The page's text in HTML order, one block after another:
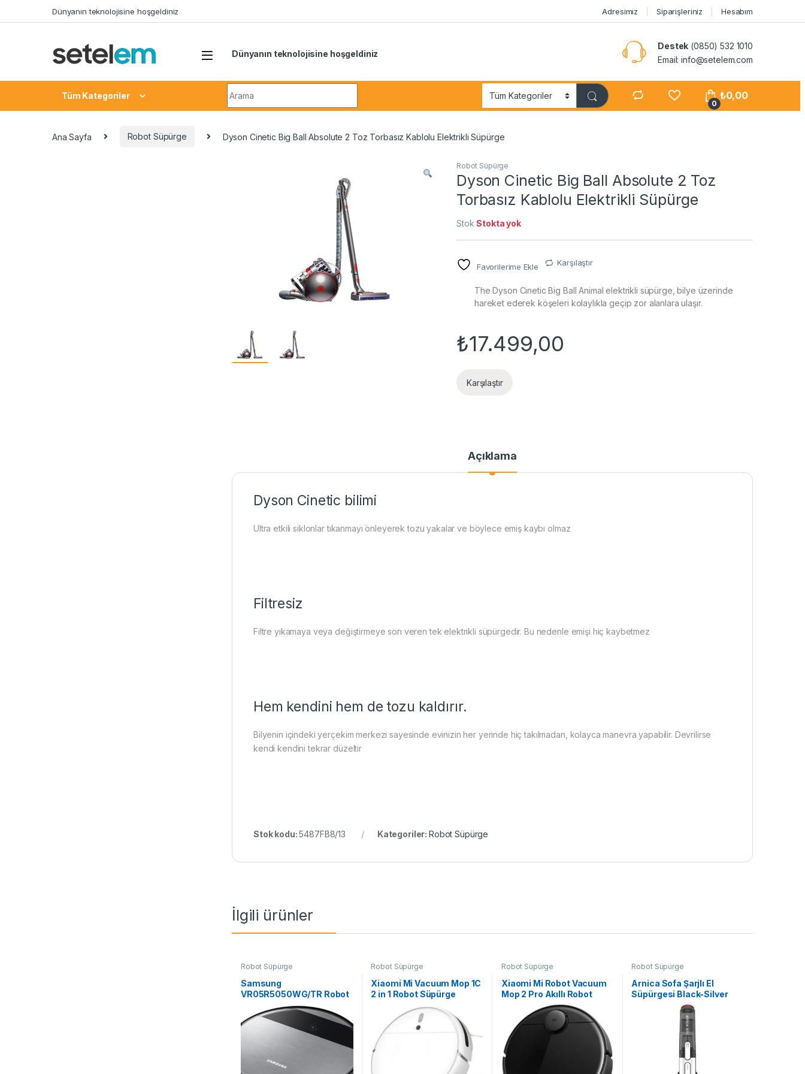
Dünyanın teknolojisine hoşgeldiniz Adresimiz Siparişleriniz Hesabım
Dünyanın teknolojisine hoşgeldiniz
Destek (0850) 532 1010
Email: info@setelem.com
Tüm Kategoriler
0
₺0,00
Ana Sayfa Robot Süpürge Dyson Cinetic Big Ball Absolute 2 Toz Torbasız Kablolu Elektrikli Süpürge
Robot Süpürge
Dyson Cinetic Big Ball Absolute 2 Toz
Torbasız Kablolu Elektrikli Süpürge
StokStokta yok
Favorilerime Ekle Karşılaştır
The Dyson Cinetic Big Ball Animal elektrikli süpürge, bilye üzerinde
hareket ederek köşeleri kolaylıkla geçip zor alanlara ulaşır.
₺17.499,00
Karşılaştır
Açıklama
Dyson Cinetic bilimi
Ultra etkili siklonlar tıkanmayı önleyerek tozu yakalar ve böylece emiş kaybı olmaz
Filtresiz
Filtre yıkamaya veya değiştirmeye son veren tek elektrikli süpürgedir. Bu nedenle emişi hiç kaybetmez
Hem kendini hem de tozu kaldırır.
Bilyenin içindeki yerçekim merkezi sayesinde evinizin her yerinde hiç takılmadan, kolayca manevra yapabilir. Devrilirse
kendi kendini tekrar düzeltir
Stok kodu:5487FB8/13 Kategoriler: Robot Süpürge
İlgili ürünler
Robot Süpürge
Samsung
VR05R5050WG/TR Robot
Robot Süpürge
Xiaomi Mi Vacuum Mop 1C
2 in 1 Robot Süpürge
Robot Süpürge
Xiaomi Mi Robot Vacuum
Mop 2 Pro Akıllı Robot
Süpürge – Siyah
Robot Süpürge
Arnica Sofa Şarjlı El
Süpürgesi Black-Silver